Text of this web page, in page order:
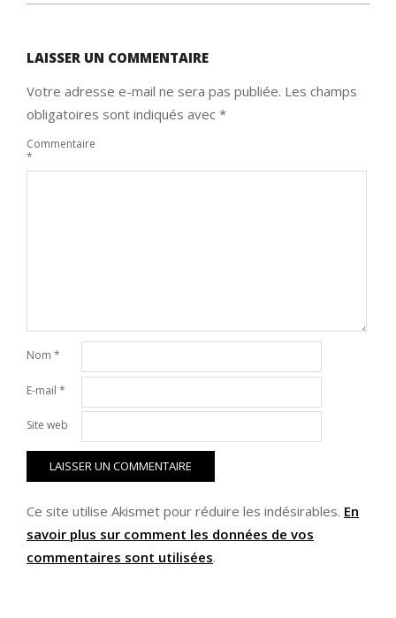
LAISSER UN COMMENTAIRE
Votre adresse e-mail ne sera pas publiée. Les champs
obligatoires sont indiqués avec *
Commentaire
*
Nom *
E-mail *
Site web
Ce site utilise Akismet pour réduire les indésirables. En
savoir plus sur comment les données de vos
commentaires sont utilisées.